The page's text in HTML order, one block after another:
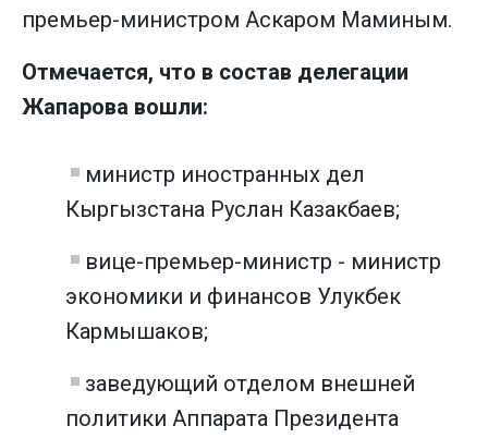
премьер-министром Аскаром Маминым.
Отмечается, что в состав делегации
Жапарова вошли:
министр иностранных дел
Кыргызстана Руслан Казакбаев;
вице-премьер-министр - министр
экономики и финансов Улукбек
Кармышаков;
заведующий отделом внешней
политики Аппарата Президента